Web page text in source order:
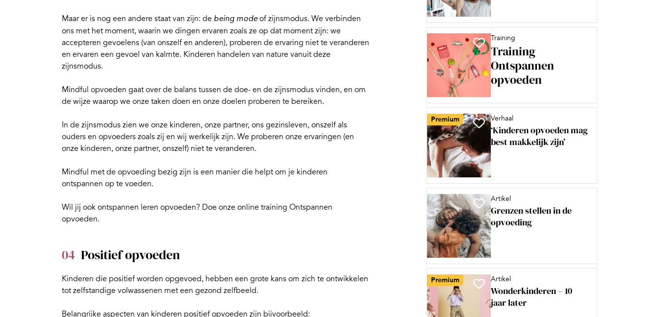
Maar er is nog een andere staat van zijn: de being modeof zijnsmodus. We verbinden
ons met het moment, waarin we dingen ervaren zoals ze op dat moment zijn: we
accepteren gevoelens (van onszelf en anderen), proberen de ervaring niet te veranderen
en ervaren een gevoel van kalmte. Kinderen handelen van nature vanuit deze
zijnsmodus.
Mindful opvoeden gaat over de balans tussen de doe- en de zijnsmodus vinden, en om
de wijze waarop we onze taken doen en onze doelen proberen te bereiken.
In de zijnsmodus zien we onze kinderen, onze partner, ons gezinsleven, onszelf als
ouders en opvoeders zoals zij en wij werkelijk zijn. We proberen onze ervaringen (en
onze kinderen, onze partner, onszelf) niet te veranderen.
Mindful met de opvoeding bezig zijn is een manier die helpt om je kinderen
ontspannen op te voeden.
Wil jij ook ontspannen leren opvoeden? Doe onze online training Ontspannen
opvoeden.
04 Positief opvoeden
Kinderen die positief worden opgevoed, hebben een grote kans om zich te ontwikkelen
tot zelfstandige volwassenen met een gezond zelfbeeld.
Belangrijke aspecten van kinderen positief opvoeden zijn bijvoorbeeld:
Training
Training
Ontspannen
opvoeden
Premium Verhaal
‘Kinderen opvoeden mag
best makkelijk zijn’
Artikel
Grenzen stellen in de
opvoeding
Premium Artikel
Wonderkinderen – 10
jaar later